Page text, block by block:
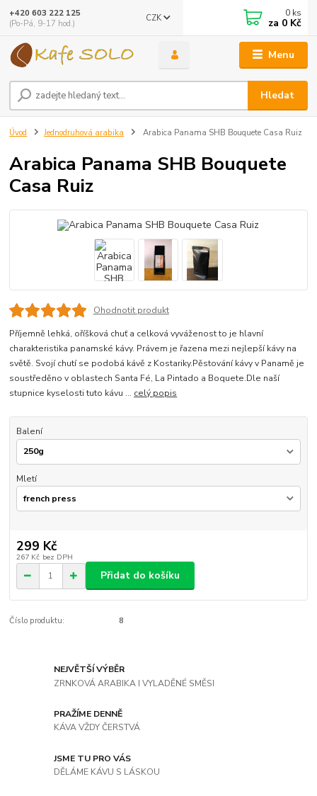
Menu
CZK
Hledat
+420 603 222 125
(Po-Pá, 9-17 hod.)
0 ks
za 0 Kč
Úvod Jednodruhová arabika Arabica Panama SHB Bouquete Casa Ruiz
Arabica Panama SHB Bouquete
Casa Ruiz
Ohodnotit produkt
Příjemně lehká, oříšková chuť a celková vyváženost to je hlavní
charakteristika panamské kávy. Právem je řazena mezi nejlepší kávy na
světě. Svojí chutí se podobá kávě z Kostariky.Pěstování kávy v Panamě je
soustředěno v oblastech Santa Fé, La Pintado a Boquete.Dle naší
stupnice kyselosti tuto kávu ... celý popis
Balení
Mletí
299 Kč
267 Kč bez DPH
Přidat do košíku
Číslo produktu: 8
NEJVĚTŠÍ VÝBĚR
ZRNKOVÁ ARABIKA I VYLADĚNÉ SMĚSI
PRAŽÍME DENNĚ
KÁVA VŽDY ČERSTVÁ
JSME TU PRO VÁS
DĚLÁME KÁVU S LÁSKOU